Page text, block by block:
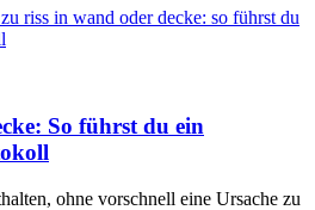
So führst du ein
ohne vorschnell eine Ursache zu